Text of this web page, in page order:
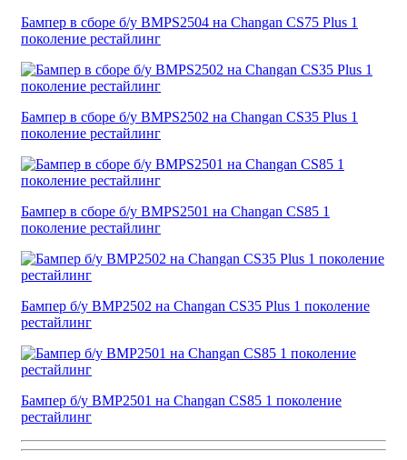
Бампер в сборе б/у BMPS2504 на Changan CS75 Plus 1
поколение рестайлинг
Бампер в сборе б/у BMPS2502 на Changan CS35 Plus 1
поколение рестайлинг
Бампер в сборе б/у BMPS2501 на Changan CS85 1
поколение рестайлинг
Бампер б/у BMP2502 на Changan CS35 Plus 1 поколение
рестайлинг
Бампер б/у BMP2501 на Changan CS85 1 поколение
рестайлинг